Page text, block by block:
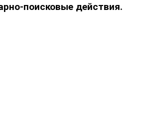
поисковые действия.